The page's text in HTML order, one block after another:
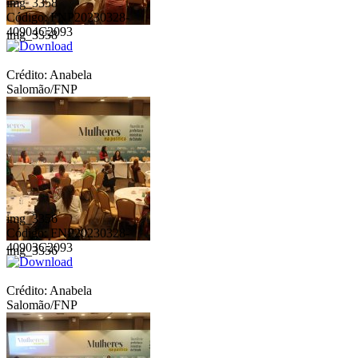
img_3358
Código: FNP20230328-
40904C2093
Crédito: Anabela
Salomão/FNP
img_3356
img_3356
Código: FNP20230328-
40903C2093
Crédito: Anabela
Salomão/FNP